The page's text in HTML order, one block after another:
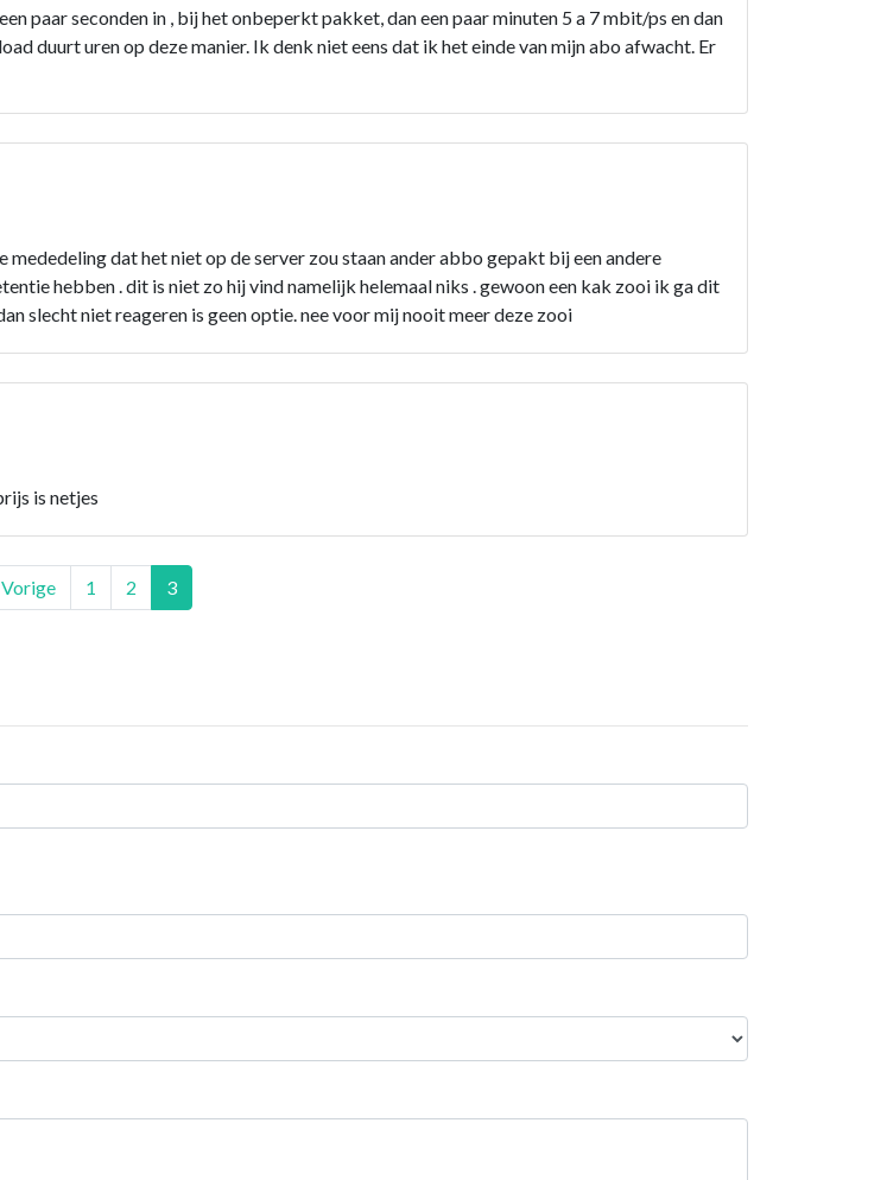
paar seconden in , bij het onbeperkt pakket, dan een paar minuten 5 a 7 mbit/ps en dan
duurt uren op deze manier. Ik denk niet eens dat ik het einde van mijn abo afwacht. Er
dat het niet op de server zou staan ander abbo gepakt bij een andere
hebben . dit is niet zo hij vind namelijk helemaal niks . gewoon een kak zooi ik ga dit
slecht niet reageren is geen optie. nee voor mij nooit meer deze zooi
is netjes
Vorige 1 2 3